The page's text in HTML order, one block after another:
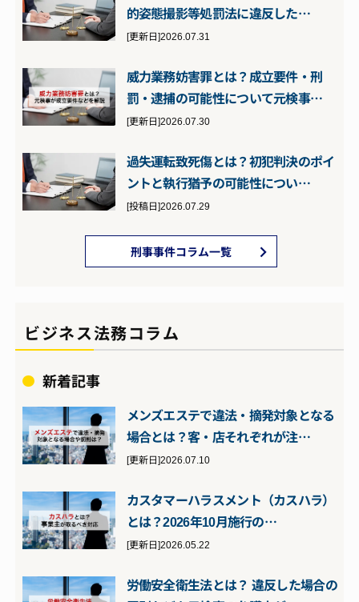
的姿態撮影等処罰法に違反した…
[更新日]2026.07.31
威力業務妨害罪とは？成立要件・刑
罰・逮捕の可能性について元検事…
[更新日]2026.07.30
過失運転致死傷とは？初犯判決のポイ
ントと執行猶予の可能性につい…
[投稿日]2026.07.29
刑事事件コラム一覧
ビジネス法務コラム
新着記事
メンズエステで違法・摘発対象となる
場合とは？客・店それぞれが注…
[更新日]2026.07.10
カスタマーハラスメント（カスハラ）
とは？2026年10月施行の…
[更新日]2026.05.22
労働安全衛生法とは？ 違反した場合の